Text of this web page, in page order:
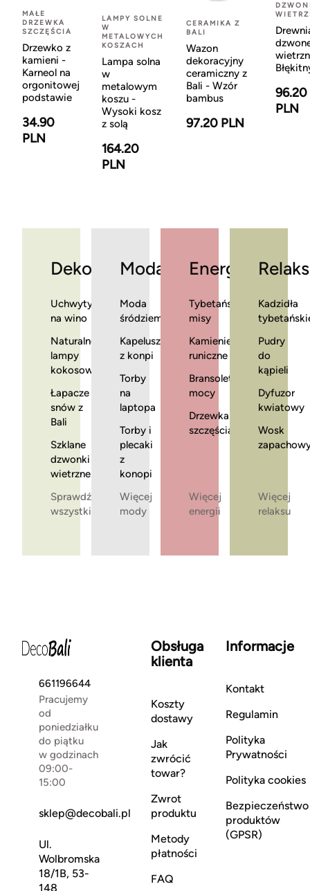
MAŁE
DRZEWKA
SZCZĘŚCIA
Drzewko z
kamieni -
Karneol na
orgonitowej
podstawie
34.90
PLN
LAMPY SOLNE
W
METALOWYCH
KOSZACH
Lampa solna
w
metalowym
koszu -
Wysoki kosz
z solą
164.20
PLN
CERAMIKA Z
BALI
Wazon
dekoracyjny
ceramiczny z
Bali - Wzór
bambus
97.20 PLN
96.20
PLN
Dekoracje
Uchwyty
na wino
Naturalne
lampy
kokosowe
Łapacze
snów z
Bali
Szklane
dzwonki
wietrzne
Sprawdź
wszystkie
Moda
Moda
śródziemnomorska
Kapelusze
z konpi
Torby
na
laptopa
Torby i
plecaki
z
konopi
Więcej
mody
Energia
Tybetańskie
misy
Kamienie
runiczne
Bransoletki
mocy
Drzewka
szczęścia
Więcej
energii
Relaks
Kadzidła
Pudry
do
kąpieli
Dyfuzor
kwiatowy
Wosk
Więcej
relaksu
661196644
Pracujemy
od
poniedziałku
do piątku
w godzinach
09:00-
15:00
sklep@decobali.pl
Ul.
Wolbromska
18/1B, 53-
148
Obsługa
klienta
Koszty
dostawy
Jak
zwrócić
towar?
Zwrot
produktu
Metody
płatności
FAQ
Informacje
Kontakt
Regulamin
Polityka
Prywatności
Polityka cookies
Bezpieczeństwo
produktów
(GPSR)